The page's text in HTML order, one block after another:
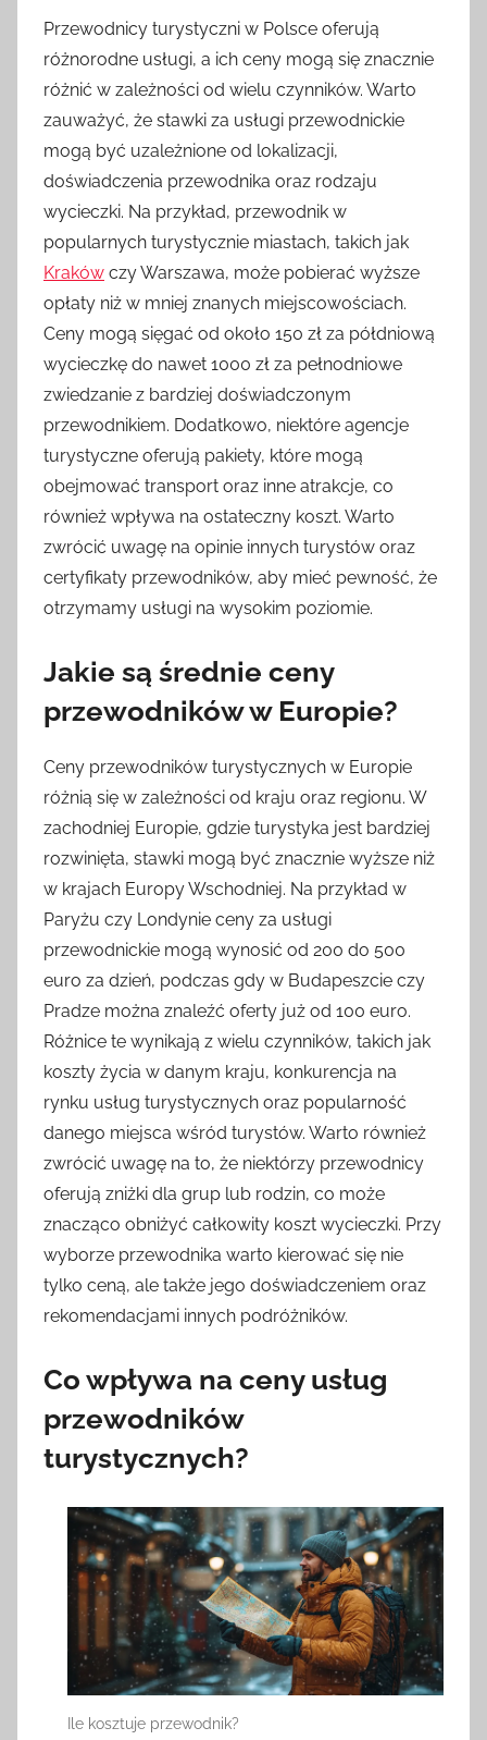
Przewodnicy turystyczni w Polsce oferują
różnorodne usługi, a ich ceny mogą się znacznie
różnić w zależności od wielu czynników. Warto
zauważyć, że stawki za usługi przewodnickie
mogą być uzależnione od lokalizacji,
doświadczenia przewodnika oraz rodzaju
wycieczki. Na przykład, przewodnik w
popularnych turystycznie miastach, takich jak
Kraków czy Warszawa, może pobierać wyższe
opłaty niż w mniej znanych miejscowościach.
Ceny mogą sięgać od około 150 zł za półdniową
wycieczkę do nawet 1000 zł za pełnodniowe
zwiedzanie z bardziej doświadczonym
przewodnikiem. Dodatkowo, niektóre agencje
turystyczne oferują pakiety, które mogą
obejmować transport oraz inne atrakcje, co
również wpływa na ostateczny koszt. Warto
zwrócić uwagę na opinie innych turystów oraz
certyfikaty przewodników, aby mieć pewność, że
otrzymamy usługi na wysokim poziomie.
Jakie są średnie ceny
przewodników w Europie?
Ceny przewodników turystycznych w Europie
różnią się w zależności od kraju oraz regionu. W
zachodniej Europie, gdzie turystyka jest bardziej
rozwinięta, stawki mogą być znacznie wyższe niż
w krajach Europy Wschodniej. Na przykład w
Paryżu czy Londynie ceny za usługi
przewodnickie mogą wynosić od 200 do 500
euro za dzień, podczas gdy w Budapeszcie czy
Pradze można znaleźć oferty już od 100 euro.
Różnice te wynikają z wielu czynników, takich jak
koszty życia w danym kraju, konkurencja na
rynku usług turystycznych oraz popularność
danego miejsca wśród turystów. Warto również
zwrócić uwagę na to, że niektórzy przewodnicy
oferują zniżki dla grup lub rodzin, co może
znacząco obniżyć całkowity koszt wycieczki. Przy
wyborze przewodnika warto kierować się nie
tylko ceną, ale także jego doświadczeniem oraz
rekomendacjami innych podróżników.
Co wpływa na ceny usług
przewodników
turystycznych?
Ile kosztuje przewodnik?